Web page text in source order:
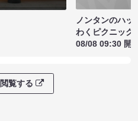
ノンタンのハッ
わくピクニック
08/08 09:30 開
覧する